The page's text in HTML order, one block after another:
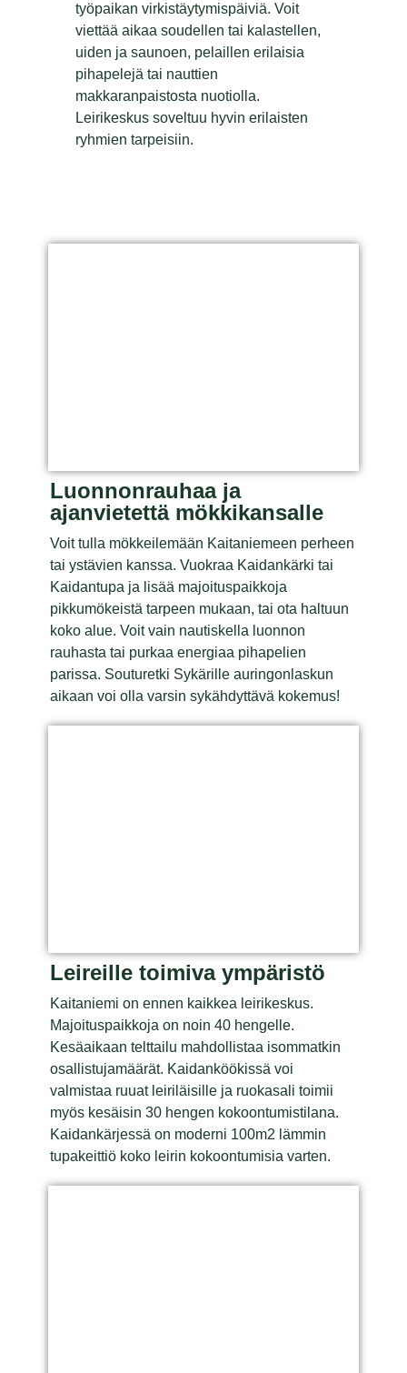
työpaikan virkistäytymispäiviä. Voit
viettää aikaa soudellen tai kalastellen,
uiden ja saunoen, pelaillen erilaisia
pihapelejä tai nauttien
makkaranpaistosta nuotiolla.
Leirikeskus soveltuu hyvin erilaisten
ryhmien tarpeisiin.
Luonnonrauhaa ja
ajanvietettä mökkikansalle
Voit tulla mökkeilemään Kaitaniemeen perheen
tai ystävien kanssa. Vuokraa Kaidankärki tai
Kaidantupa ja lisää majoituspaikkoja
pikkumökeistä tarpeen mukaan, tai ota haltuun
koko alue. Voit vain nautiskella luonnon
rauhasta tai purkaa energiaa pihapelien
parissa. Souturetki Sykärille auringonlaskun
aikaan voi olla varsin sykähdyttävä kokemus!
Leireille toimiva ympäristö
Kaitaniemi on ennen kaikkea leirikeskus.
Majoituspaikkoja on noin 40 hengelle.
Kesäaikaan telttailu mahdollistaa isommatkin
osallistujamäärät. Kaidanköökissä voi
valmistaa ruuat leiriläisille ja ruokasali toimii
myös kesäisin 30 hengen kokoontumistilana.
Kaidankärjessä on moderni 100m2 lämmin
tupakeittiö koko leirin kokoontumisia varten.